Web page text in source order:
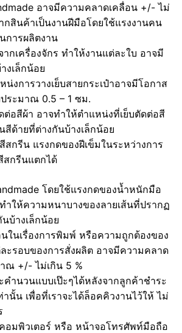
อาจมีความคลาดเคลื่อน +/- ไม่
กสินค้าเป็นงานฝีมือโดยใช้แรงงานคน
การผลิตงาน
กเครื่องจักร ทำให้งานแต่ละใบ อาจมี
งเล็กน้อย
น่งการวางเย็บสายกระเป๋าอาจมีโอกาส
ระมาณ 0.5 – 1 ซม.
ต่อสีผ้า อาจทำให้ตำแหน่งที่เย็บตัดต่อสี
สีด้ายที่ต่างกันบ้างเล็กน้อย
สกรีน แรงกดของฝีเข็มในระหว่างการ
สกรีนแตกได้
โดยใช้แรงกดของน้ำหนักมือ
ำให้ความหนาบางของลายเส้นที่ปรากฏ
บ้างเล็กน้อย
ในเรื่องการพิมพ์ หรือความถูกต้องของ
ะรอบของการสั่งผลิต อาจมีความคลาด
ณ +/- ไม่เกิน 5 %
คำนวนแบบเป๊ะๆได้หลังจากลูกค้าชำระ
านั้น เพื่อที่เราจะได้ล็อคคิวงานไว้ให้ ไม่
อมพิวเตอร์ หรือ หน้าจอโทรศัพท์มือถือ